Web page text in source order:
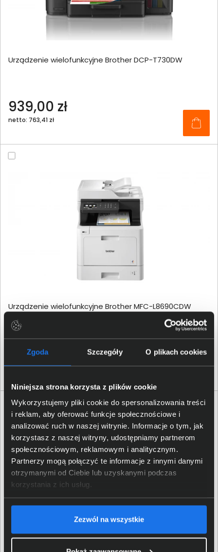
Zgoda Szczegóły O plikach cookies
Niniejsza strona korzysta z plików cookie
Wykorzystujemy pliki cookie do spersonalizowania treści
i reklam, aby oferować funkcje społecznościowe i
analizować ruch w naszej witrynie. Informacje o tym, jak
korzystasz z naszej witryny, udostępniamy partnerom
społecznościowym, reklamowym i analitycznym.
Partnerzy mogą połączyć te informacje z innymi danymi
otrzymanymi od Ciebie lub uzyskanymi podczas
korzystania z ich usług.
Zezwól na wszystkie
Urządzenie wielofunkcyjne Brother DCP-T730DW
939,00 zł
netto: 763,41 zł
Urządzenie wielofunkcyjne Brother MFC-L8690CDW
2 479,00 zł
netto: 2 015,45 zł